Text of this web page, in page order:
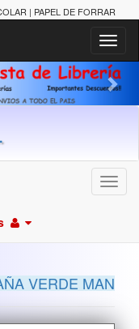
| PAPEL DE FORRAR
VERDE MAN